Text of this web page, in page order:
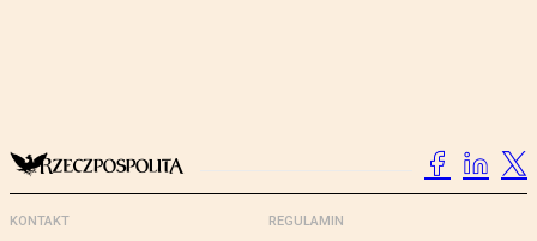
KONTAKT REGULAMIN